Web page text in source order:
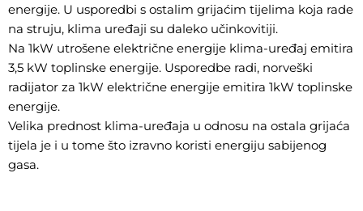
energije. U usporedbi s ostalim grijaćim tijelima koja rade
na struju, klima uređaji su daleko učinkovitiji.
Na 1kW utrošene električne energije klima-uređaj emitira
3,5 kW toplinske energije. Usporedbe radi, norveški
radijator za 1kW električne energije emitira 1kW toplinske
energije.
Velika prednost klima-uređaja u odnosu na ostala grijaća
tijela je i u tome što izravno koristi energiju sabijenog
gasa.